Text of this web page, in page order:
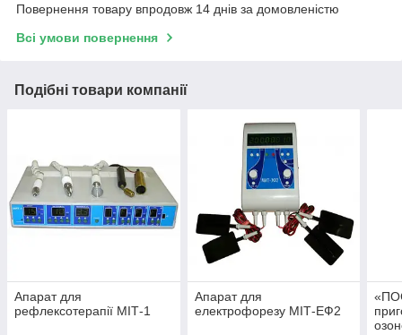
Повернення товару впродовж 14 днів за домовленістю
Всі умови повернення
Подібні товари компанії
Апарат для
рефлексотерапії МІТ-1
Апарат для
електрофорезу МІТ-ЕФ2